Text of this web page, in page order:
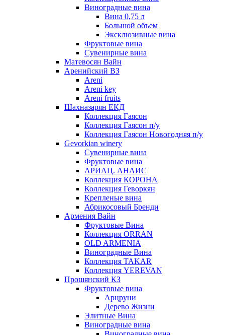
Виноградные вина
Вина 0,75 л
Большой объем
Эксклюзивные вина
Фруктовые вина
Cувенирные вина
Матевосян Вайн
Аренийский ВЗ
Areni
Areni key
Areni fruits
Шахназарян ЕКД
Коллекция Гаясон
Коллекция Гаясон п/у
Коллекция Гаясон Новогодняя п/у
Gevorkian winery
Сувенирные вина
Фруктовые вина
АРИАЦ. АНАИС
Коллекция КОРОНА
Коллекция Геворкян
Крепленые вина
Абрикосовый Бренди
Армения Вайн
Фруктовые Вина
Коллекция ORRAN
OLD ARMENIA
Виноградные Вина
Коллекция TAKAR
Коллекция YEREVAN
Прошянский КЗ
Фруктовые вина
Арцруни
Дерево Жизни
Элитные Вина
Виноградные вина